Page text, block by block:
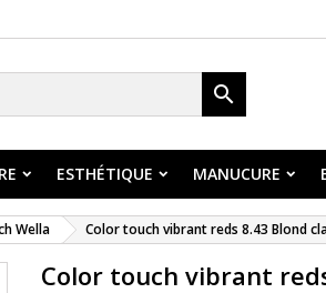

ESTHÉTIQUE MANUCURE
Wella Color touch vibrant reds 8.43 Blond
Color touch vibrant